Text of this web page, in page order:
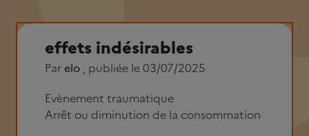
effets indésirables
Par elo , publiée le 03/07/2025
Evènement traumatique
Arrêt ou diminution de la consommation